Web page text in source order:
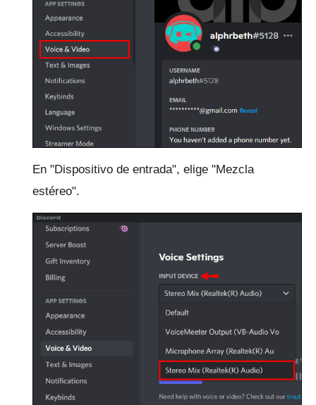
En "Dispositivo de entrada", elige "Mezcla
estéreo".